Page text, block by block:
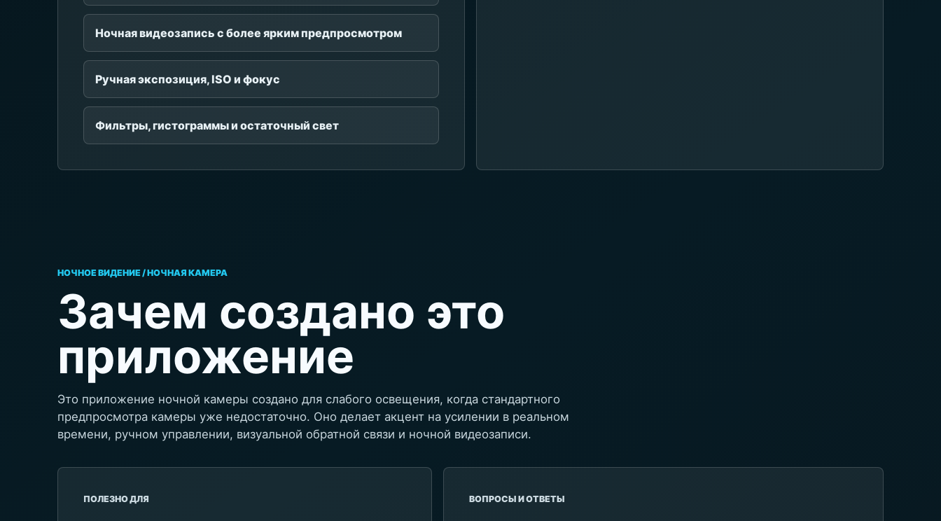
Ночная видеозапись с более ярким предпросмотром
Ручная экспозиция, ISO и фокус
Фильтры, гистограммы и остаточный свет
НОЧНОЕ ВИДЕНИЕ / НОЧНАЯ КАМЕРА
Зачем создано это
приложение
Это приложение ночной камеры создано для слабого освещения, когда стандартного
предпросмотра камеры уже недостаточно. Оно делает акцент на усилении в реальном
времени, ручном управлении, визуальной обратной связи и ночной видеозаписи.
ПОЛЕЗНО ДЛЯ ВОПРОСЫ И ОТВЕТЫ